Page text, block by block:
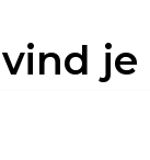
je